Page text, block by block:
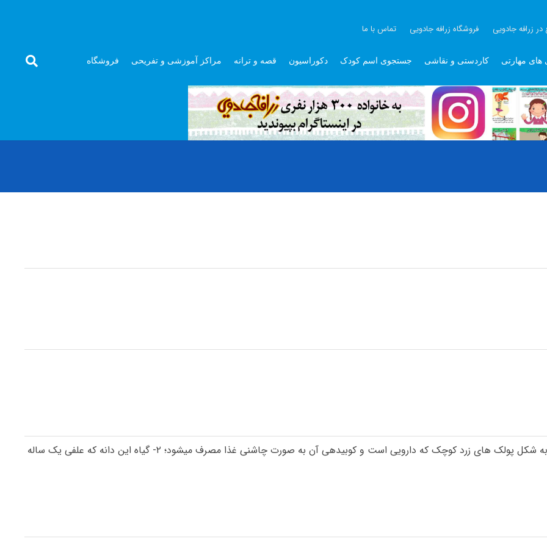
در زرافه جادویی فروشگاه زرافه جادویی تماس با ما
های مهارتی کاردستی و نقاشی جستجوی اسم کودک دکوراسیون قصه و ترانه مراکز آموزشی و تفریحی فروشگاه
گلپر اسم دخترانه است، معنی گلپر: ۱- (در گیاهی) دانهی معطری به شکل پولک های زرد کوچک که دارویی است و کوبیدهی آن به صورت چاشنی غذا مصرف میشود؛ ۲- گیاه این دانه که علفی یک ساله